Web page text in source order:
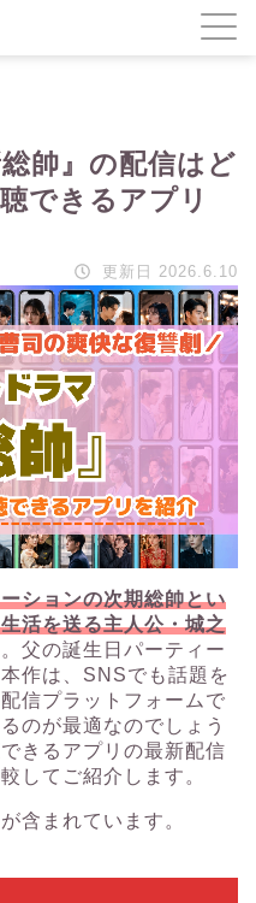
帥』の配信はど
できるアプリ
更新日 2026.6.10
ションの次期総帥とい
活を送る主人公・城之
父の誕生日パーティー
作は、SNSでも話題を
信プラットフォームで
のが最適なのでしょう
きるアプリの最新配信
してご紹介します。
含まれています。